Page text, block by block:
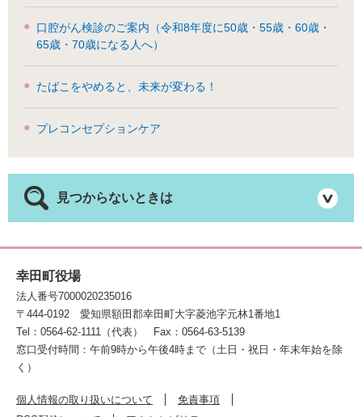
口腔がん検診のご案内（令和8年度に50歳・55歳・60歳・
65歳・70歳になる人へ）
たばこをやめると、未来が変わる！
プレコンセプションケア
見つからないときは
幸田町役場
法人番号7000020235016
〒444-0192
愛知県額田郡幸田町大字菱池字元林1番地1
Tel：0564-62-1111（代表）
Fax：0564-63-5139
窓口受付時間：午前9時から午後4時まで（土日・祝日・年末年始を除
く）
個人情報の取り扱いについて
免責事項